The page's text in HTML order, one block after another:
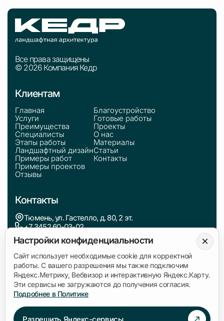
Все права защищены
© 2026 Компания Кедр
Клиентам
Главная
Услуги
Преимущества
Специалисты
Этапы работы
Ландшафтный дизайн
Примеры работ
Примеры проектов
Отзывы
Благоустройство
Готовые работы
Проекты
О нас
Материалы
Статьи
Контакты
Контакты
Тюмень, ул. Гастелло, д. 80, 2 эт.
+7 3452 60-03-02
zakaz@kedr.agency
Информация
Политика обработки персональных данных
Согласие на обработку данных
×
Настройки конфиденциальности
Сайт использует необходимые cookie для корректной
работы. С вашего разрешения мы также подключим
Яндекс.Метрику, Вебвизор и интерактивную Яндекс.Карту.
Эти сервисы не загружаются до получения согласия.
Подробнее в Политике
Разрешить Яндекс-сервисы